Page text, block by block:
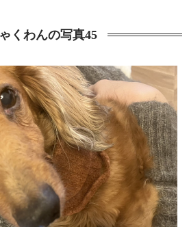
くわんの写真45